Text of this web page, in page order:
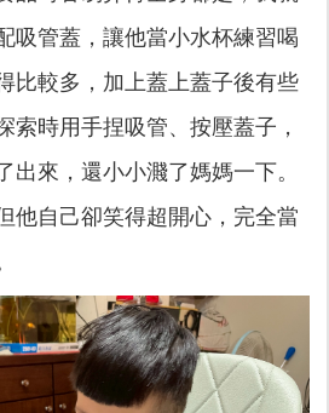
吸管蓋，讓他當小水杯練習喝
比較多，加上蓋上蓋子後有些
索時用手捏吸管、按壓蓋子，
出來，還小小濺了媽媽一下。
他自己卻笑得超開心，完全當